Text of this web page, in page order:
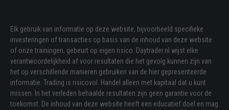
Elk gebruik van informatie op deze website, bijvoorbeeld specifieke
investeringen of transacties op basis van de inhoud van deze website
of onze trainingen, gebeurt op eigen risico. Daytrader.nl wijst elke
verantwoordelijkheid af voor resultaten die het gevolg kunnen zijn van
het op verschillende manieren gebruiken van de hier gepresenteerde
informatie. Trading is risicovol. Handel alleen met kapitaal dat u kunt
missen. In het verleden behaalde resultaten zijn geen garantie voor de
toekomst. De inhoud van deze website heeft een educatief doel en mag